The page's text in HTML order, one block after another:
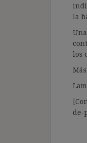
la
los
de-